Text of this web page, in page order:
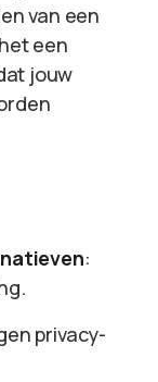
van een
een
jouw
:
privacy-